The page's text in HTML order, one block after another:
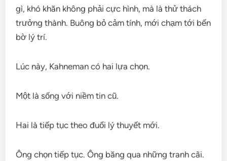
gì, khó khăn không phải cực hình, mà là thử thách
trưởng thành. Buông bỏ cảm tính, mới chạm tới bến
bờ lý trí.
Lúc này, Kahneman có hai lựa chọn.
Một là sống với niềm tin cũ.
Hai là tiếp tục theo đuổi lý thuyết mới.
Ông chọn tiếp tục. Ông băng qua những tranh cãi.